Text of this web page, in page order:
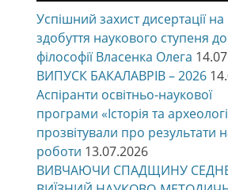
Успішний захист дисертації на
здобуття наукового ступеня
філософії Власенка Олега
ВИПУСК БАКАЛАВРІВ – 2026
Аспіранти освітньо-наукової
програми «Історія та
прозвітували про результати
роботи 13.07.2026
ВИВЧАЮЧИ СПАДЩИНУ